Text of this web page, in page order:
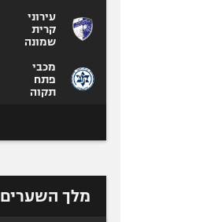
עירוני
קרית
שמונה
מכבי
פתח
תקוה
מלך השערים